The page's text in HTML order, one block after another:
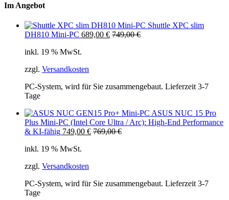
Im Angebot
Shuttle XPC slim
DH810 Mini-PC 689,00 € 749,00€
inkl. 19 % MwSt.
zzgl. Versandkosten
PC-System, wird für Sie zusammengebaut. Lieferzeit 3-7
Tage
ASUS NUC 15 Pro
Plus Mini-PC (Intel Core Ultra / Arc): High-End Performance
& KI-fähig 749,00 € 769,00€
inkl. 19 % MwSt.
zzgl. Versandkosten
PC-System, wird für Sie zusammengebaut. Lieferzeit 3-7
Tage